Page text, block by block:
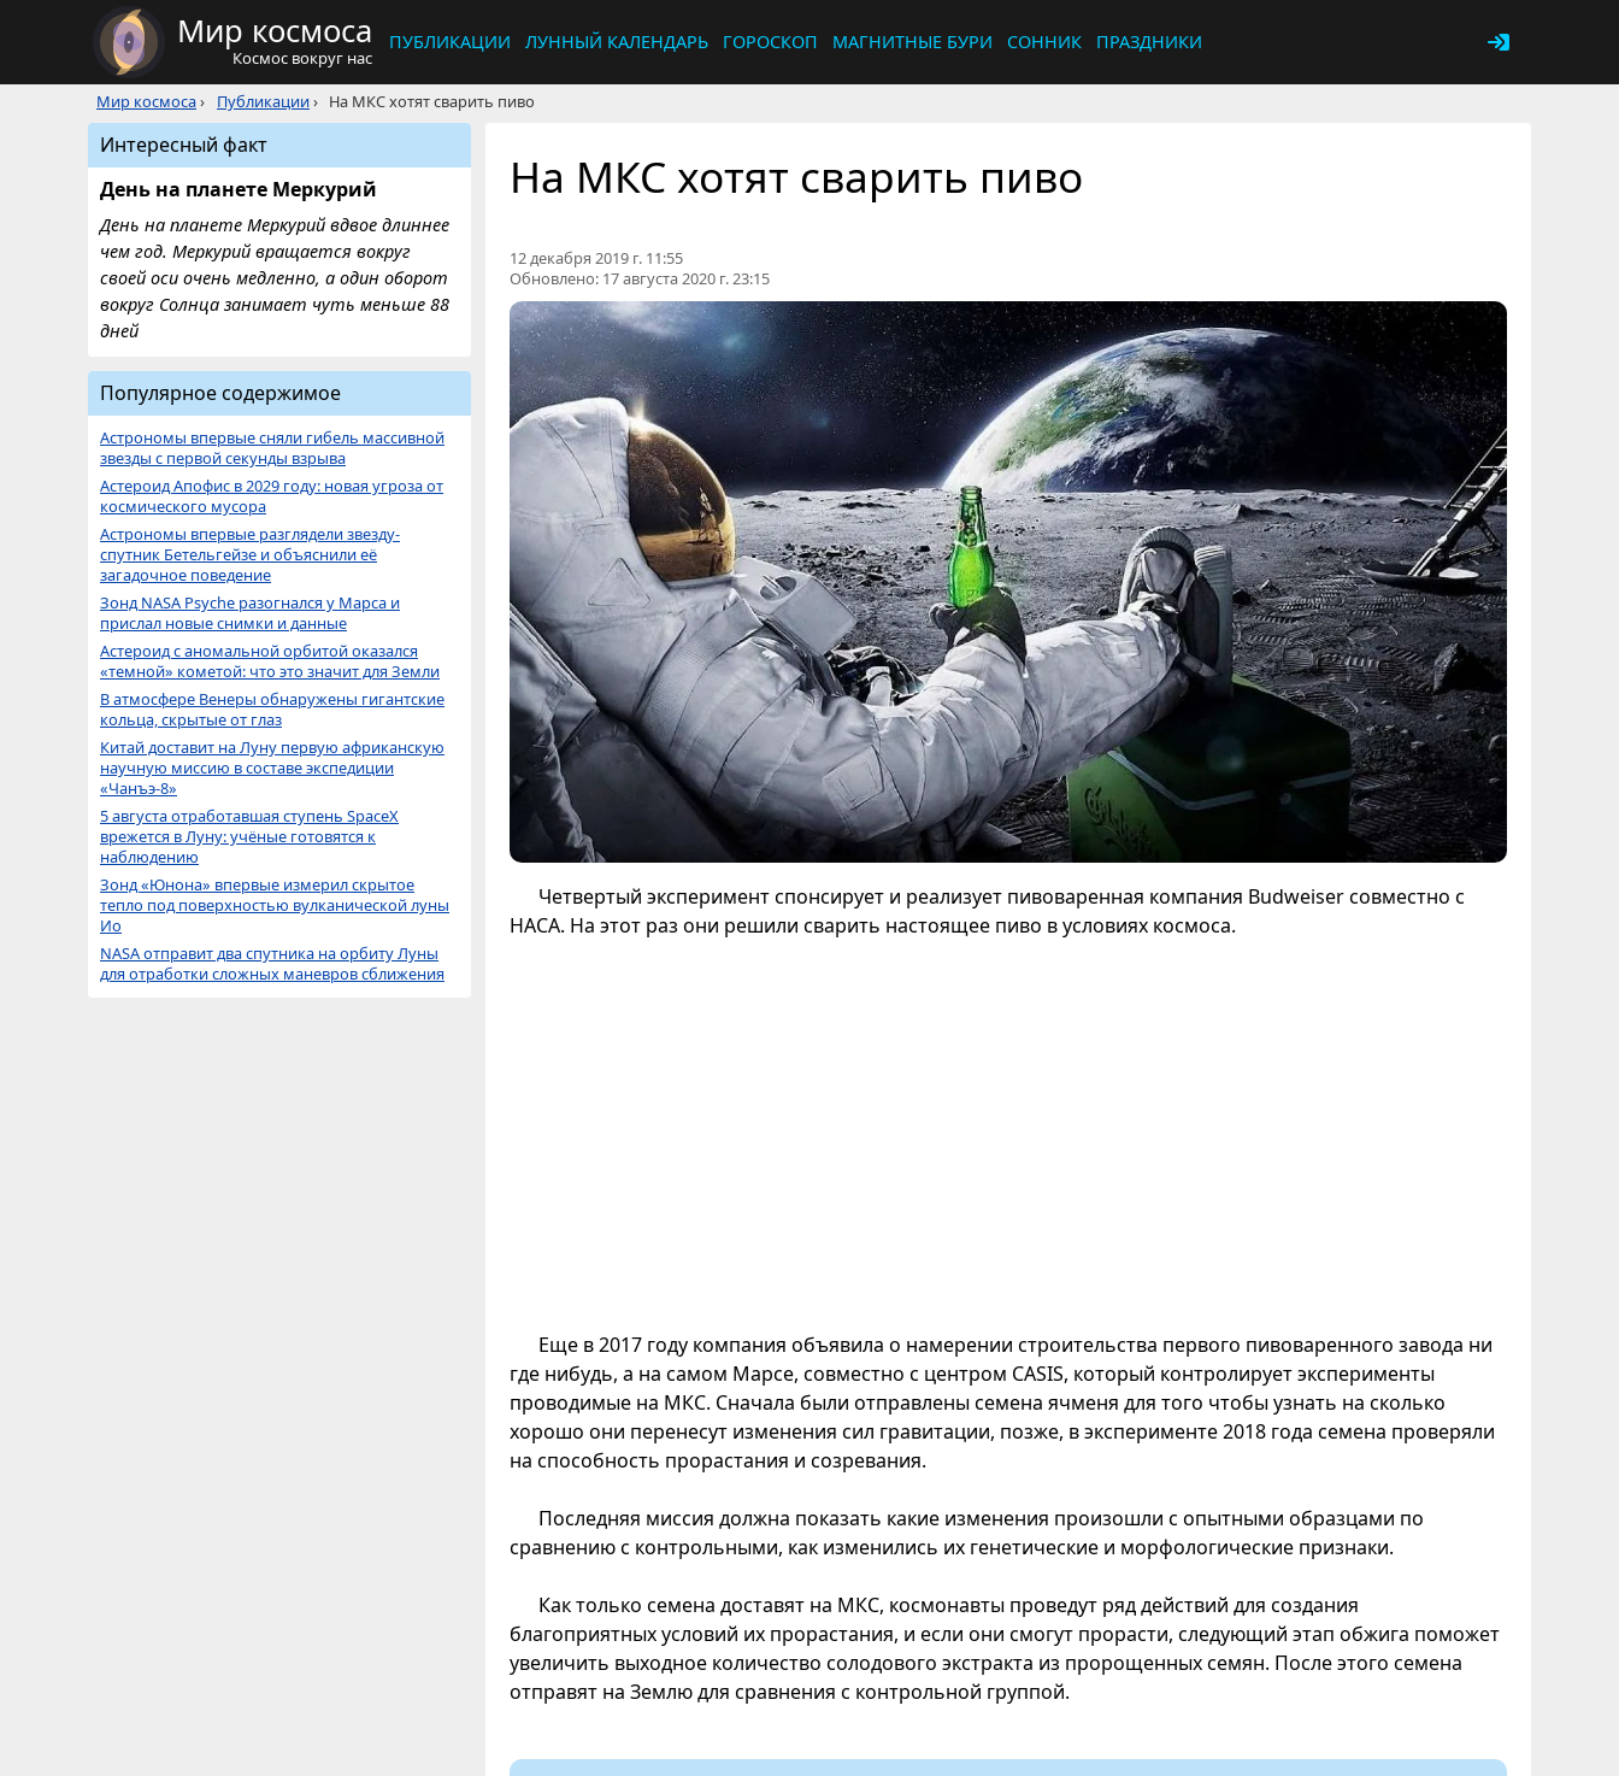
Мир космоса
Космос вокруг нас
ПУБЛИКАЦИИ ЛУННЫЙ КАЛЕНДАРЬ ГОРОСКОП МАГНИТНЫЕ БУРИ СОННИК ПРАЗДНИКИ
Мир космоса› Публикации› На МКС хотят сварить пиво
На МКС хотят сварить пиво
12 декабря 2019 г. 11:55
Обновлено: 17 августа 2020 г. 23:15
Четвертый эксперимент спонсирует и реализует пивоваренная компания Budweiser совместно с
НАСА. На этот раз они решили сварить настоящее пиво в условиях космоса.
Еще в 2017 году компания объявила о намерении строительства первого пивоваренного завода ни
где нибудь, а на самом Марсе, совместно с центром CASIS, который контролирует эксперименты
проводимые на МКС. Сначала были отправлены семена ячменя для того чтобы узнать на сколько
хорошо они перенесут изменения сил гравитации, позже, в эксперименте 2018 года семена проверяли
на способность прорастания и созревания.
Последняя миссия должна показать какие изменения произошли с опытными образцами по
сравнению с контрольными, как изменились их генетические и морфологические признаки.
Как только семена доставят на МКС, космонавты проведут ряд действий для создания
благоприятных условий их прорастания, и если они смогут прорасти, следующий этап обжига поможет
увеличить выходное количество солодового экстракта из пророщенных семян. После этого семена
отправят на Землю для сравнения с контрольной группой.
Интересный факт
День на планете Меркурий
День на планете Меркурий вдвое длиннее
чем год. Меркурий вращается вокруг
своей оси очень медленно, а один оборот
вокруг Солнца занимает чуть меньше 88
дней
Популярное содержимое
Астрономы впервые сняли гибель массивной
звезды с первой секунды взрыва
Астероид Апофис в 2029 году: новая угроза от
космического мусора
Астрономы впервые разглядели звезду-
спутник Бетельгейзе и объяснили её
загадочное поведение
Зонд NASA Psyche разогнался у Марса и
прислал новые снимки и данные
Астероид с аномальной орбитой оказался
«темной» кометой: что это значит для Земли
В атмосфере Венеры обнаружены гигантские
кольца, скрытые от глаз
Китай доставит на Луну первую африканскую
научную миссию в составе экспедиции
«Чанъэ-8»
5 августа отработавшая ступень SpaceX
врежется в Луну: учёные готовятся к
наблюдению
Зонд «Юнона» впервые измерил скрытое
тепло под поверхностью вулканической луны
Ио
NASA отправит два спутника на орбиту Луны
для отработки сложных маневров сближения